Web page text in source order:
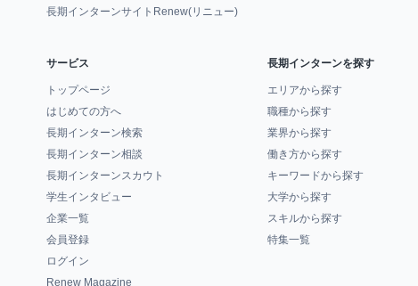
長期インターンサイトRenew(リニュー)
サービス
トップページ
はじめての方へ
長期インターン検索
長期インターン相談
長期インターンスカウト
学生インタビュー
企業一覧
会員登録
ログイン
Renew Magazine
長期インターンを探す
エリアから探す
職種から探す
業界から探す
働き方から探す
キーワードから探す
大学から探す
スキルから探す
特集一覧